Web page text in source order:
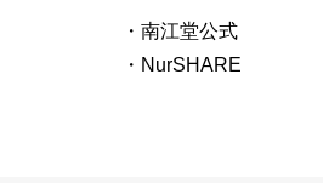
・南江堂公式
・NurSHARE